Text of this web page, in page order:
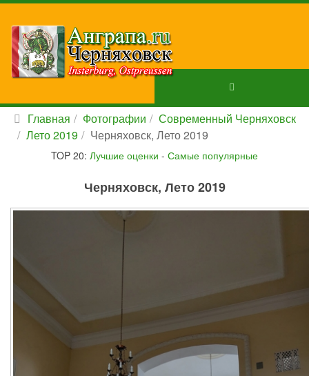
Главная Фотографии
Современный Черняховск
Лето 2019
Черняховск, Лето 2019
TOP 20: Лучшие оценки - Самые популярные
Черняховск, Лето 2019